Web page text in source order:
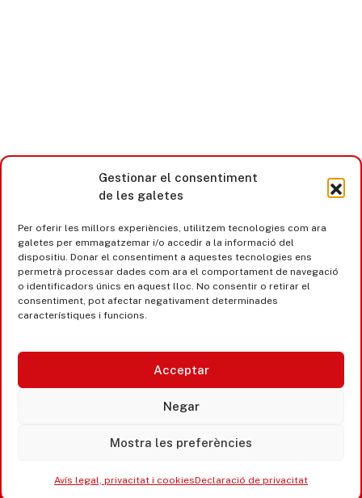
Gestionar el consentiment
de les galetes
Per oferir les millors experiències, utilitzem tecnologies com ara
galetes per emmagatzemar i/o accedir a la informació del
dispositiu. Donar el consentiment a aquestes tecnologies ens
permetrà processar dades com ara el comportament de navegació
o identificadors únics en aquest lloc. No consentir o retirar el
consentiment, pot afectar negativament determinades
característiques i funcions.
Acceptar
Negar
Mostra les preferències
Avís legal, privacitat i cookiesDeclaració de privacitat
Castell d’Aro · Platja d’Aro · S’Agaró
365 www.platjadaro